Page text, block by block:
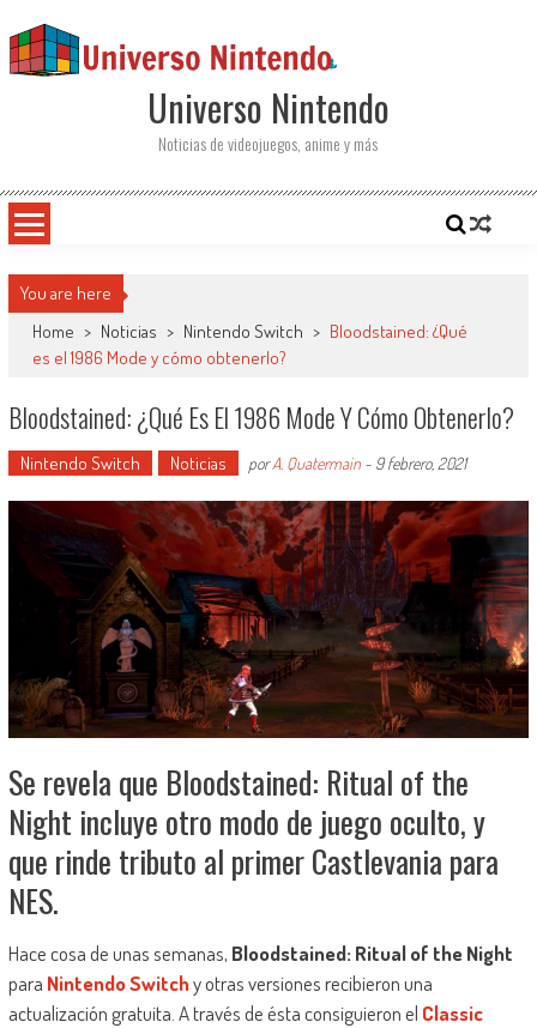
Universo Nintendo
Noticias de videojuegos, anime y más
You are here
Home > Noticias > Nintendo Switch > Bloodstained: ¿Qué
es el 1986 Mode y cómo obtenerlo?
Bloodstained: ¿Qué Es El 1986 Mode Y Cómo Obtenerlo?
Nintendo Switch Noticias porA. Quatermain- 9 febrero, 2021
Se revela que Bloodstained: Ritual of the
Night incluye otro modo de juego oculto, y
que rinde tributo al primer Castlevania para
NES.
Hace cosa de unas semanas, Bloodstained: Ritual of the Night
para Nintendo Switchy otras versiones recibieron una
actualización gratuita. A través de ésta consiguieron el Classic